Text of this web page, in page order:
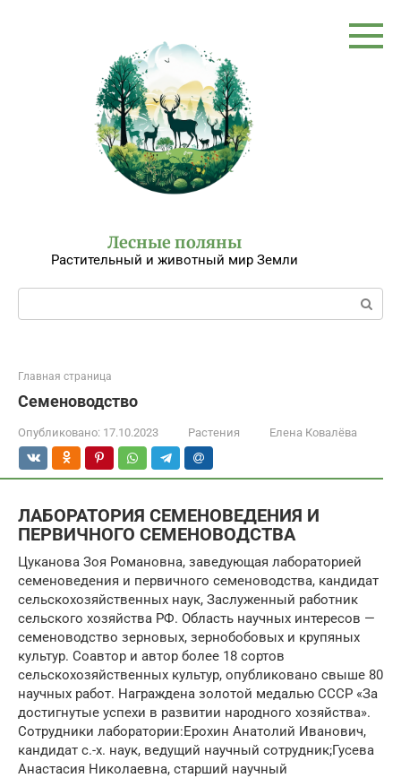
Лесные поляны
Растительный и животный мир Земли
Поиск:
Главная страница
Семеноводство
Опубликовано: 17.10.2023 Растения Елена Ковалёва
ЛАБОРАТОРИЯ СЕМЕНОВЕДЕНИЯ И
ПЕРВИЧНОГО СЕМЕНОВОДСТВА
Цуканова Зоя Романовна, заведующая лабораторией
семеноведения и первичного семеноводства, кандидат
сельскохозяйственных наук, Заслуженный работник
сельского хозяйства РФ. Область научных интересов —
семеноводство зерновых, зернобобовых и крупяных
культур. Соавтор и автор более 18 сортов
сельскохозяйственных культур, опубликовано свыше 80
научных работ. Награждена золотой медалью СССР «За
достигнутые успехи в развитии народного хозяйства».
Сотрудники лаборатории:Ерохин Анатолий Иванович,
кандидат с.-х. наук, ведущий научный сотрудник;Гусева
Анастасия Николаевна, старший научный